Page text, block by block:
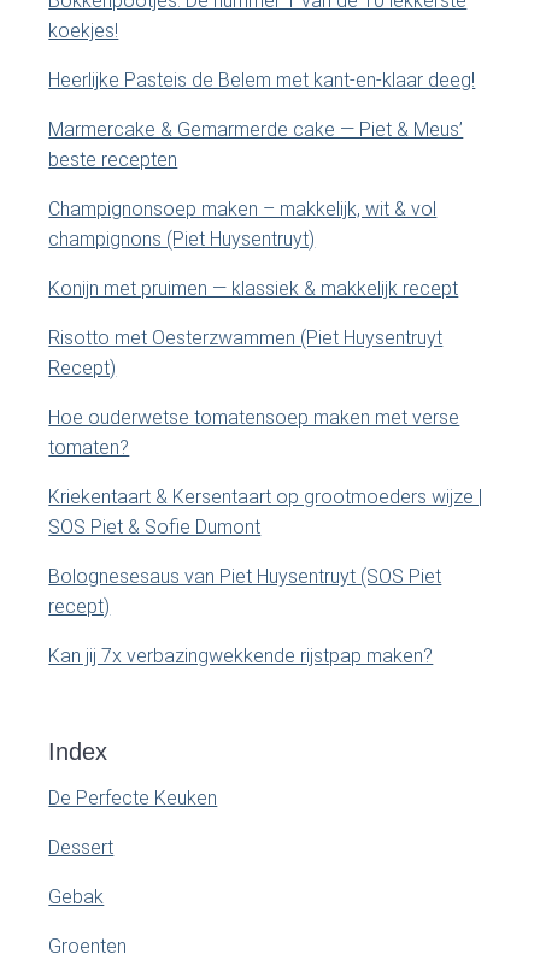
y
S
d
e
b
a
d
e
z
s
i
e
.
.
koekjes!
Heerlijke Pasteis de Belem met kant-en-klaar deeg!
Marmercake & Gemarmerde cake — Piet & Meus’
beste recepten
Champignonsoep maken – makkelijk, wit & vol
champignons (Piet Huysentruyt)
Konijn met pruimen — klassiek & makkelijk recept
Risotto met Oesterzwammen (Piet Huysentruyt
Recept)
Hoe ouderwetse tomatensoep maken met verse
tomaten?
Kriekentaart & Kersentaart op grootmoeders wijze |
SOS Piet & Sofie Dumont
Bolognesesaus van Piet Huysentruyt (SOS Piet
recept)
Kan jij 7x verbazingwekkende rijstpap maken?
Index
De Perfecte Keuken
Dessert
Gebak
Groenten